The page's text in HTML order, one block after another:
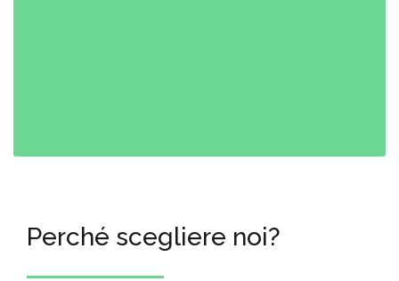
Perché scegliere noi?